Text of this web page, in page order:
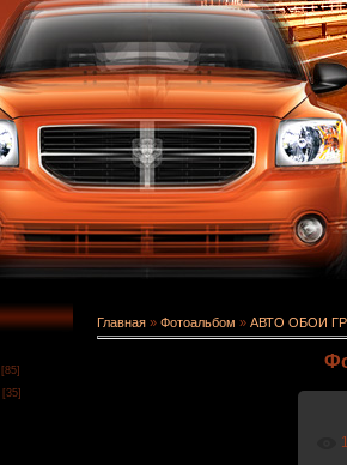
[85]
[35]
Главная » Фотоальбом » АВТО ОБОИ